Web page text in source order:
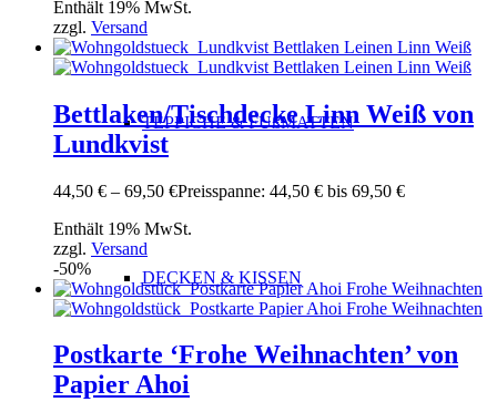
TEPPICHE & FUßMATTEN
DECKEN & KISSEN
Enthält 19% MwSt.
zzgl. Versand
Bettlaken/Tischdecke Linn Weiß von
Lundkvist
44,50 € – 69,50 €Preisspanne: 44,50 € bis 69,50 €
Enthält 19% MwSt.
zzgl. Versand
-50%
Postkarte ‘Frohe Weihnachten’ von
Papier Ahoi